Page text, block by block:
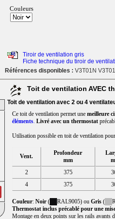
Couleurs
Tiroir de ventilation gris
Fiche technique du tiroir de
Références disponibles : V3T01N
Toit de ventilation AVEC
Toit de ventilation avec 2 ou 4
Ce toit de ventilation permet unemeilleure
éléments. Livré avec un thermostat
Utilisation possible en toit de ventilation
Vent.
Profondeur
mm
2
375
4
375
Couleur: Noir( RAL9005) ou Gris(
Thermostat inclus précablé pour une
Montage en deux points sur les rails avants